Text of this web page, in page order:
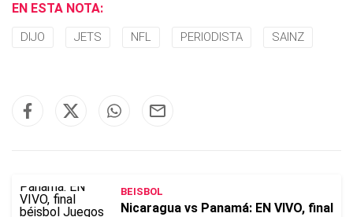
EN ESTA NOTA:
DIJO JETS NFL PERIODISTA SAINZ
BEISBOL
Nicaragua vs Panamá: EN VIVO, final